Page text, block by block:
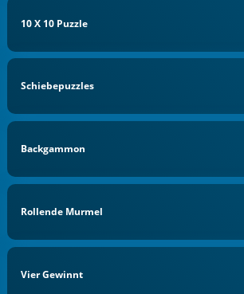
10 X 10 Puzzle
Schiebepuzzles
Backgammon
Rollende Murmel
Vier Gewinnt